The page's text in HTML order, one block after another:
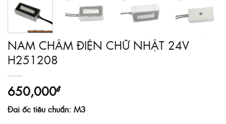
NAM CHÂM ĐIỆN CHỮ NHẬT 24V
H251208
650,000₫
Đai ốc tiêu chuẩn: M3